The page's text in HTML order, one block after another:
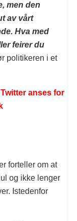
men den
av vårt
Hva med
feirer du
politikeren i et
anses for
forteller om at
og ikke lenger
Istedenfor